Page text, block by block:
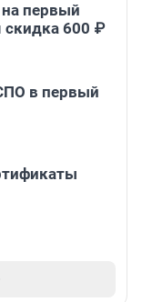
первый
скидка 600 ₽
в первый